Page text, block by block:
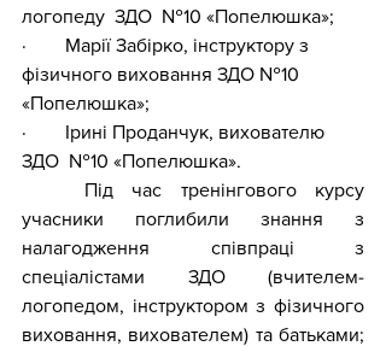
логопеду  ЗДО  №10 «Попелюшка»;
·        Марії Забірко, інструктору з
фізичного виховання ЗДО №10
«Попелюшка»;
·        Ірині Проданчук, вихователю
ЗДО  №10 «Попелюшка».
учасники поглибили знання з
налагодження співпраці з
спеціалістами ЗДО (вчителем-
логопедом, інструктором з фізичного
виховання, вихователем) та батьками;